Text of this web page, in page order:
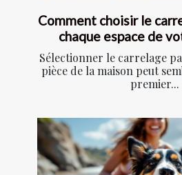
Comment choisir le
chaque espace de
Sélectionner le carrelage
pièce de la maison peut
premier...